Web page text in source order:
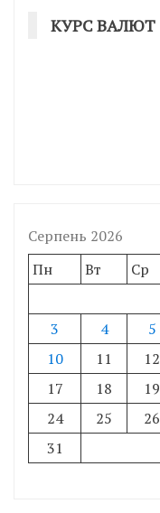
КУРС ВАЛЮТ
Серпень 2026
Пн
Вт Ср
3
4 5
10
11 12
17
18 19
24
25 26
31